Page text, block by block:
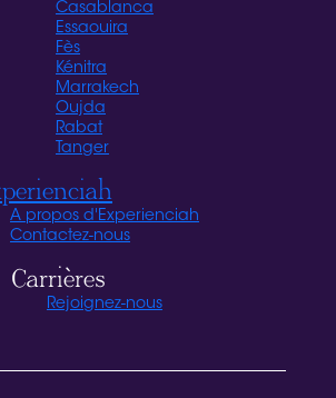
Casablanca
Essaouira
Fès
Kénitra
Marrakech
Oujda
Rabat
Tanger
A propos d'Experienciah
Contactez-nous
Carrières
Rejoignez-nous